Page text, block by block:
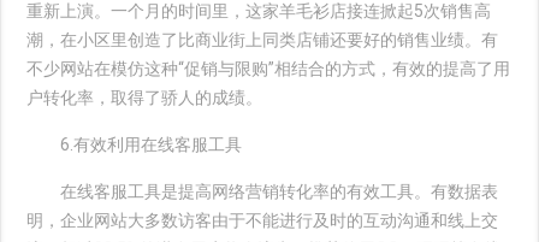
重新上演。一个月的时间里，这家羊毛衫店接连掀起5次销售高
潮，在小区里创造了比商业街上同类店铺还要好的销售业绩。有
不少网站在模仿这种“促销与限购”相结合的方式，有效的提高了用
户转化率，取得了骄人的成绩。
6.有效利用在线客服工具
在线客服工具是提高网络营销转化率的有效工具。有数据表
明，企业网站大多数访客由于不能进行及时的互动沟通和线上交